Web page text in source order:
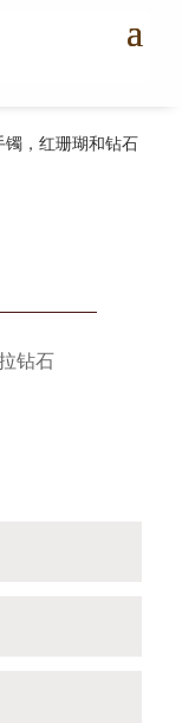
镯，红珊瑚和钻石
钻石